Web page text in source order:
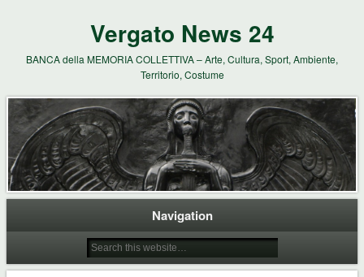
Vergato News 24
BANCA della MEMORIA COLLETTIVA – Arte, Cultura, Sport, Ambiente,
Territorio, Costume
Navigation